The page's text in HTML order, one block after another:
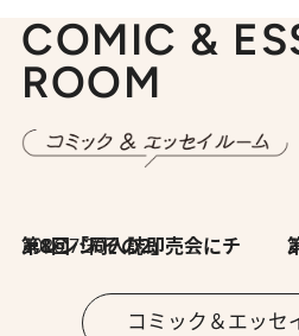
COMIC &
ROOM
2026.7.30
第8回「同人誌即売会にチャレンジ その2」
コミック＆エッセ